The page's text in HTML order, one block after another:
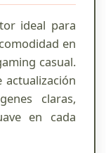
ideal para
en
casual.
actualización
claras,
en cada